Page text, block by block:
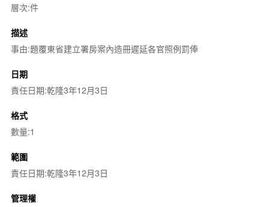
層次:件
描述
事由:題覆東省建立署房案內造冊遲延各官照例罰俸
日期
責任日期:乾隆3年12月3日
格式
數量:1
範圍
責任日期:乾隆3年12月3日
管理權